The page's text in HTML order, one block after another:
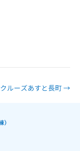
ルーズあすと長町 →